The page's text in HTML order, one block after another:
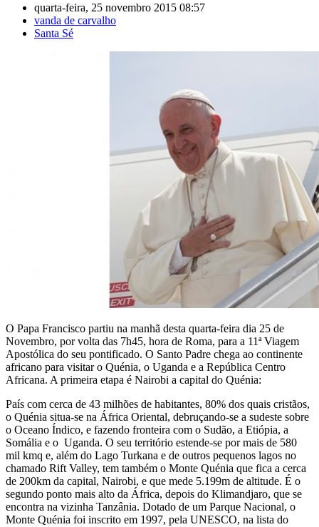
quarta-feira, 25 novembro 2015 08:57
vanda de carvalho
Santa Sé
O Papa Francisco partiu na manhã desta quarta-feira dia 25 de
Novembro, por volta das 7h45, hora de Roma, para a 11ª Viagem
Apostólica do seu pontificado. O Santo Padre chega ao continente
africano para visitar o Quénia, o Uganda e a República Centro
Africana. A primeira etapa é Nairobi a capital do Quénia:
País com cerca de 43 milhões de habitantes, 80% dos quais cristãos,
o Quénia situa-se na África Oriental, debruçando-se a sudeste sobre
o Oceano Índico, e fazendo fronteira com o Sudão, a Etiópia, a
Somália e o Uganda. O seu território estende-se por mais de 580
mil kmq e, além do Lago Turkana e de outros pequenos lagos no
chamado Rift Valley, tem também o Monte Quénia que fica a cerca
de 200km da capital, Nairobi, e que mede 5.199m de altitude. É o
segundo ponto mais alto da África, depois do Klimandjaro, que se
encontra na vizinha Tanzânia. Dotado de um Parque Nacional, o
Monte Quénia foi inscrito em 1997, pela UNESCO, na lista do